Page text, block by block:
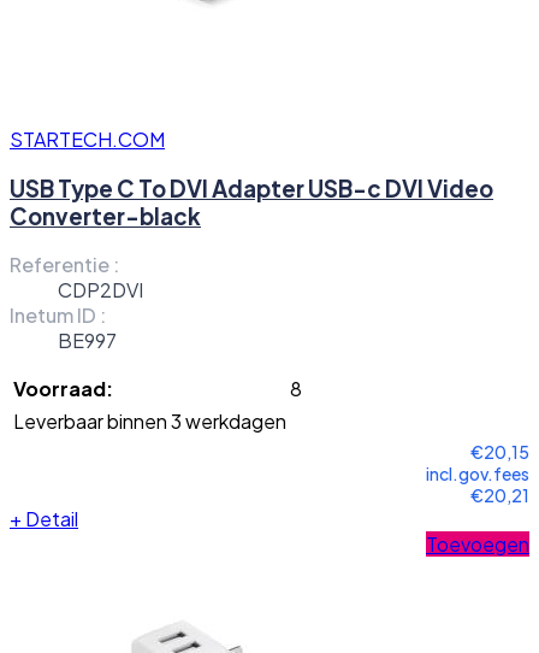
STARTECH.COM
USB Type C To DVI Adapter USB-c DVI Video
Converter-black
Referentie :
CDP2DVI
Inetum ID :
BE997
Voorraad:
8
Leverbaar binnen 3 werkdagen
€20,15
incl.gov.fees
€20,21
+ Detail
Toevoegen